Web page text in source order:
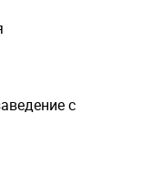
с